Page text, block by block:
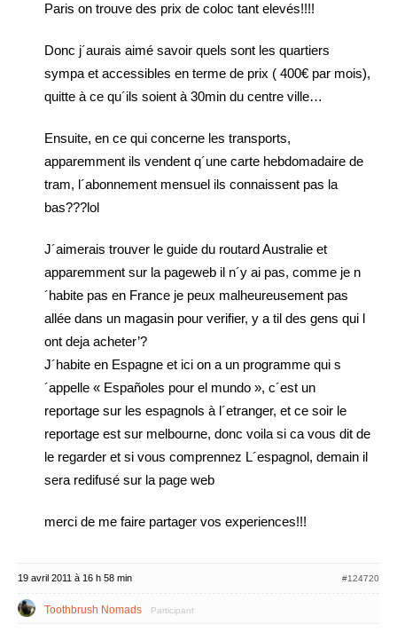
Paris on trouve des prix de coloc tant elevés!!!!
Donc j´aurais aimé savoir quels sont les quartiers
sympa et accessibles en terme de prix ( 400€ par mois),
quitte à ce qu´ils soient à 30min du centre ville…
Ensuite, en ce qui concerne les transports,
apparemment ils vendent q´une carte hebdomadaire de
tram, l´abonnement mensuel ils connaissent pas la
bas???lol
J´aimerais trouver le guide du routard Australie et
apparemment sur la pageweb il n´y ai pas, comme je n
´habite pas en France je peux malheureusement pas
allée dans un magasin pour verifier, y a til des gens qui l
ont deja acheter’?
J´habite en Espagne et ici on a un programme qui s
´appelle « Españoles pour el mundo », c´est un
reportage sur les espagnols à l´etranger, et ce soir le
reportage est sur melbourne, donc voila si ca vous dit de
le regarder et si vous comprennez L´espagnol, demain il
sera redifusé sur la page web
merci de me faire partager vos experiences!!!
19 avril 2011 à 16 h 58 min #124720
Toothbrush Nomads Participant